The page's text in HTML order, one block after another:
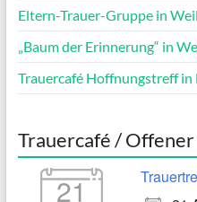
Eltern-Trauer-Gruppe in
„Baum der Erinnerung“ in
Trauercafé Hoffnungstreff in
Trauercafé /
21